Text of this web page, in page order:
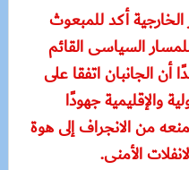
الخارجية أكد للمبعوث
السياسى القائم
أن الجانبان اتفقا على
والإقليمية جهودًا
من الانجراف إلى هوة
الأمنى.